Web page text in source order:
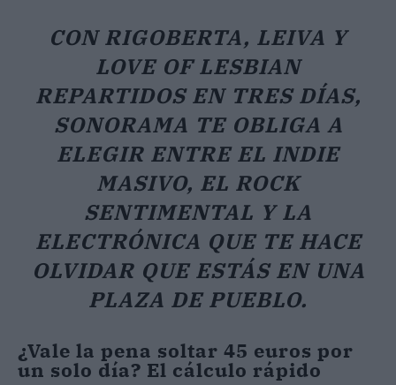
CON RIGOBERTA, LEIVA Y
LOVE OF LESBIAN
REPARTIDOS EN TRES DÍAS,
SONORAMA TE OBLIGA A
ELEGIR ENTRE EL INDIE
MASIVO, EL ROCK
SENTIMENTAL Y LA
ELECTRÓNICA QUE TE HACE
OLVIDAR QUE ESTÁS EN UNA
PLAZA DE PUEBLO.
¿Vale la pena soltar 45 euros por
un solo día? El cálculo rápido